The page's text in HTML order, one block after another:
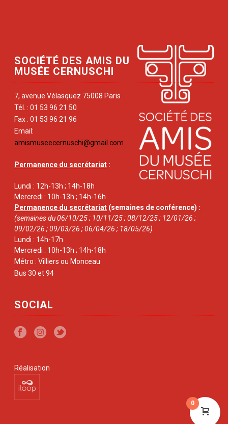
SOCIÉTÉ DES AMIS DU
MUSÉE CERNUSCHI
7, avenue Vélasquez 75008 Paris
Tél. : 01 53 96 21 50
Fax : 01 53 96 21 96
Email:
amismuseecernuschi@gmail.com
Permanence du secrétariat :
Lundi : 12h-13h ; 14h-18h
Mercredi : 10h-13h ; 14h-16h
Permanence du secrétariat (semaines de conférence) :
(semaines du 06/10/25 ; 10/11/25 ; 08/12/25 ; 12/01/26 ;
09/02/26 ; 09/03/26 ; 06/04/26 ; 18/05/26)
Lundi : 14h-17h
Mercredi : 10h-13h ; 14h-18h
Métro : Villiers ou Monceau
Bus 30 et 94
SOCIAL
Réalisation
0